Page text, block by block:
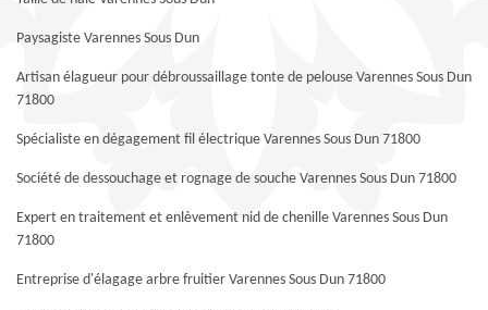
Paysagiste Varennes Sous Dun
Artisan élagueur pour débroussaillage tonte de pelouse Varennes Sous Dun
71800
Spécialiste en dégagement fil électrique Varennes Sous Dun 71800
Société de dessouchage et rognage de souche Varennes Sous Dun 71800
Expert en traitement et enlèvement nid de chenille Varennes Sous Dun
71800
Entreprise d'élagage arbre fruitier Varennes Sous Dun 71800